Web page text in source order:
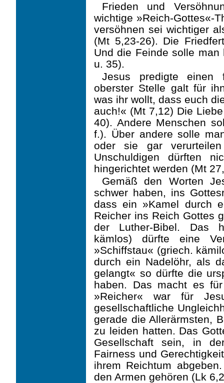
Frieden und
wichtige »Reich-Gottes«-
versöhnen sei wichtiger
(Mt 5,23-26). Die
Und die Feinde solle
u. 35).
Jesus predigte einen
oberster Stelle galt für
was ihr wollt, dass euch
auch!« (Mt 7,12) Die
40). Andere Menschen
f.). Über andere solle
oder sie gar
Unschuldigen dürften
hingerichtet werden (Mt
Gemäß den Worten
schwer haben, ins
dass ein »Kamel durch
Reicher ins Reich Gottes
der Luther-Bibel. Das
kämlos) dürfte eine
»Schiffstau« (griech.
durch ein Nadelöhr, als
gelangt« so dürfte die
haben. Das macht es
»Reicher« war für
gesellschaftliche
gerade die Allerärmsten,
zu leiden hatten. Das
Gesellschaft sein, in
Fairness und
ihrem Reichtum
den Armen gehören (Lk